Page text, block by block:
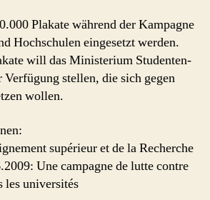
Plakate während der Kampagne
Hochschulen eingesetzt werden.
will das Ministerium Studenten-
stellen, die sich gegen
wollen.
supérieur et de la Recherche
Une campagne de lutte contre
les universités